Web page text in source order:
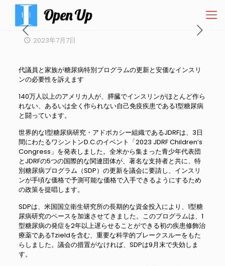
2023年7月7日
代議員と家族が糖尿病特別プログラムの更新と安価なインスリ
ンの必要性を訴えます
140万人以上のアメリカ人が、膵臓でインスリンがほとんど作ら
れない、あるいは全く作られない自己免疫疾患である1型糖尿病
と闘っています。
世界的な1型糖尿病研究・アドボカシー組織であるJDRFは、3日
間にわたるワシントンD.C.のイベント「2023 JDRF Children’s
Congress」を発表しました。全米から集まった青少年代表団
とJDRFの5つの国際的な関連団体が、著名な支持者と共に、特
別糖尿病プログラム（SDP）の更新を議会に要請し、インスリ
ンが手頃な価格で予測可能な価格で入手できるようにするため
の政策を提唱します。
SDPは、米国国立衛生研究所の長期的な資金投入により、1型糖
尿病研究のペースを加速させてきました。このプログラムは、1
型糖尿病の発症を2年以上遅らせることができる初の疾患修飾治
療薬であるTzieldを含む、重要な科学的ブレークスルーをもた
らしました。議会の措置がなければ、SDPは9月末で失効しま
す。